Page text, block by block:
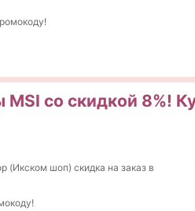
со скидкой 8%!
(Икском шоп) скидка на заказ в